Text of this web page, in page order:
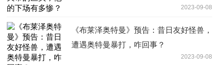
2023-09-08
《布莱泽奥特曼》预告：昔日友好怪兽，
遭遇奥特曼暴打，咋回事？
2023-09-08